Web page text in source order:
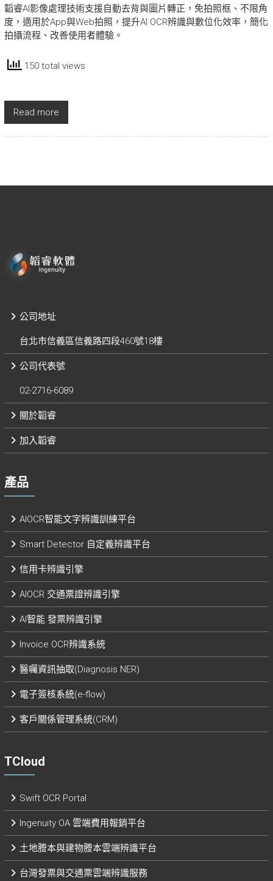
韜睿AI影像處理技術支援自動去背與圖片轉正，免拍照框、不限角
度，適用於App與Web拍照，提升AI OCR辨識與數位化效率，簡化
拍攝流程、改善使用者體驗。
150 total views
Read more
公司地址
台北市信義區信義路四段460號18樓
公司代表號
02-2716-6089
關於韜睿
加入韜睿
產品
AIOCR智能文字辨識訓練平台
Smart Detector 自定義辨識平台​
信用卡辨識引擎
AIOCR 交通票證辨識引擎
AI智能 發票辨識引擎​
Invoice OCR辨識系統
醫囑資訊抽取(Diagnosis NER)
電子簽核系統(e-flow)
客戶關係管理系統(CRM)
TCloud
Swift OCR Portal
Ingenuity OA 雲端費用報銷平台
土地謄本與建物謄本雲端辨識平台
台灣發票與交通票雲端辨識服務